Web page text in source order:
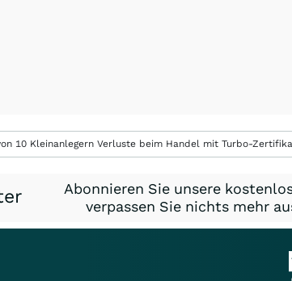
10 Kleinanlegern Verluste beim Handel mit Turbo-
Abonnieren Sie unsere
verpassen Sie nichts mehr